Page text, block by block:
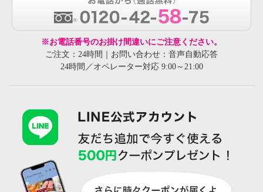
※お電話番号のお掛け間違いにご注意ください。
ご注文：24時間｜お問い合わせ：音声自動応答
24時間／オペレーター対応 9:00～21:00